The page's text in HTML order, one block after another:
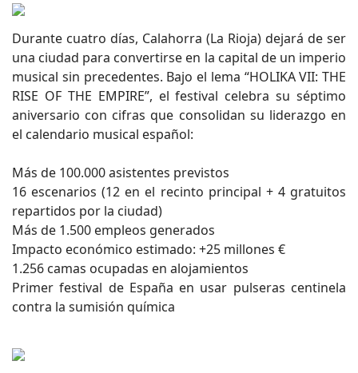
Durante cuatro días, Calahorra (La Rioja) dejará de ser
una ciudad para convertirse en la capital de un imperio
musical sin precedentes. Bajo el lema “HOLIKA VII: THE
RISE OF THE EMPIRE”, el festival celebra su séptimo
aniversario con cifras que consolidan su liderazgo en
el calendario musical español:
Más de 100.000 asistentes previstos
16 escenarios (12 en el recinto principal + 4 gratuitos
repartidos por la ciudad)
Más de 1.500 empleos generados
Impacto económico estimado: +25 millones €
1.256 camas ocupadas en alojamientos
Primer festival de España en usar pulseras centinela
contra la sumisión química